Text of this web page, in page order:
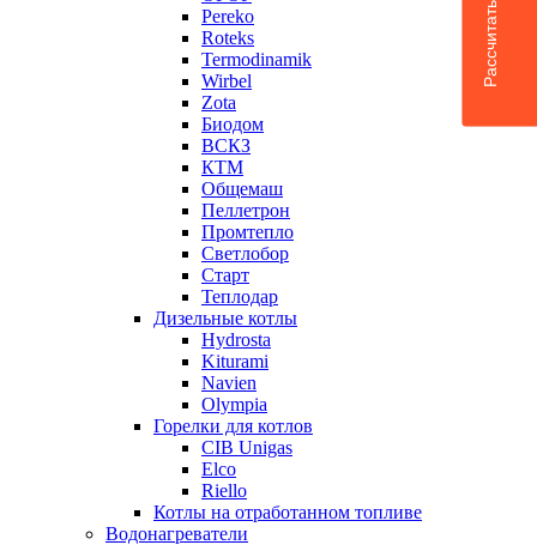
Pereko
Roteks
Termodinamik
Wirbel
Zota
Биодом
ВСКЗ
КТМ
Общемаш
Пеллетрон
Промтепло
Светлобор
Старт
Теплодар
Дизельные котлы
Hydrosta
Kiturami
Navien
Olympia
Горелки для котлов
CIB Unigas
Elco
Riello
Котлы на отработанном топливе
Водонагреватели